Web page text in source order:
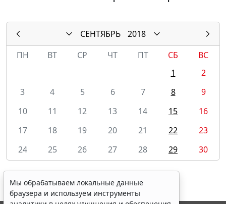
СЕНТЯБРЬ
2018
ПН
ВТ СР ЧТ ПТ СБ
ВС
1
2
3
4 5 6 7 8
9
10
11 12 13 14 15
16
17
18 19 20 21 22
23
24
25 26 27 28 29 30
Мы обрабатываем локальные данные
браузера и используем инструменты